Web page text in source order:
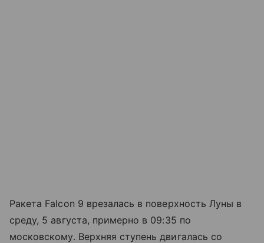
Ракета Falcon 9 врезалась в поверхность Луны в
среду, 5 августа, примерно в 09:35 по
московскому. Верхняя ступень двигалась со